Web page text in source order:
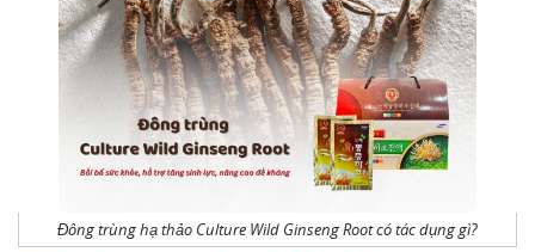
Đông trùng hạ thảo Culture Wild Ginseng Root có tác dụng gì?